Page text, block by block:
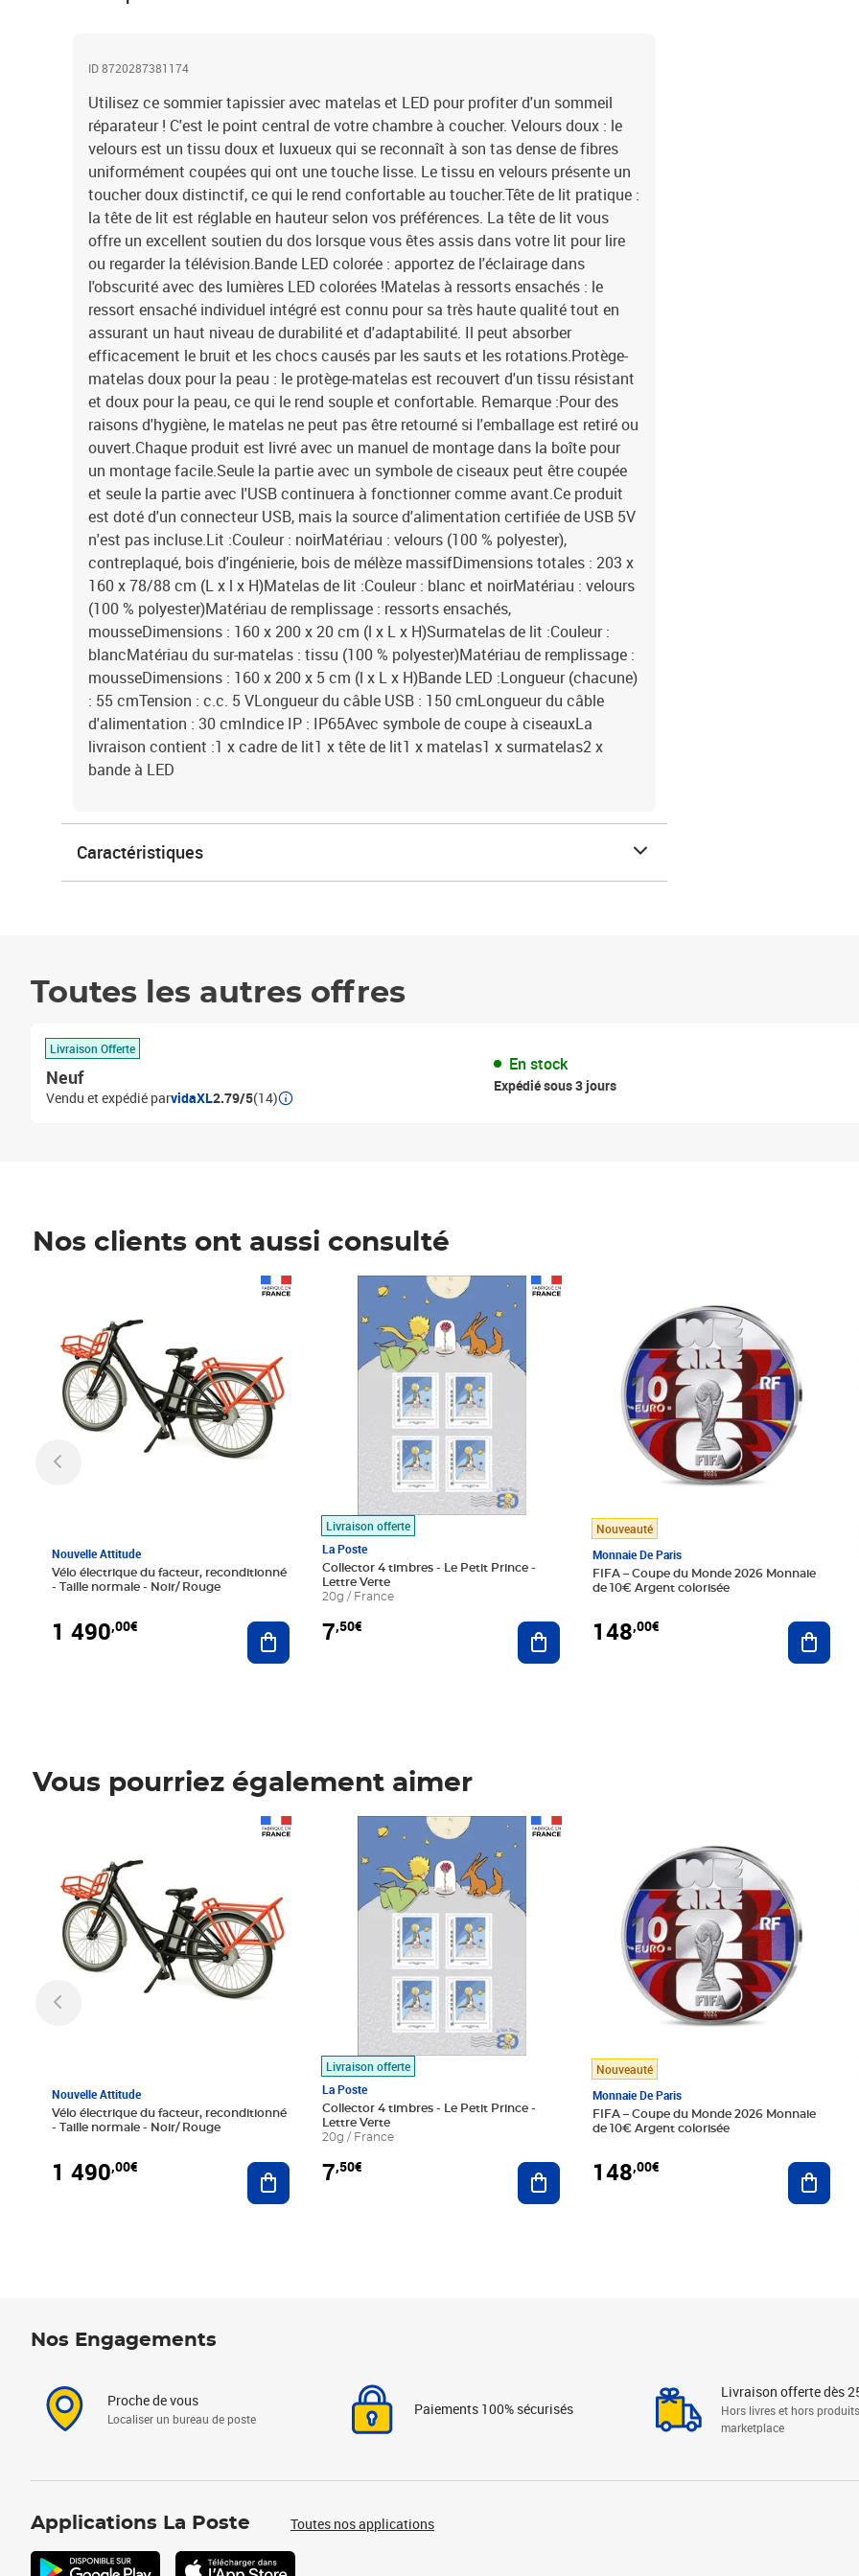
ID 8720287381174
Utilisez ce sommier tapissier avec matelas et LED pour profiter d'un sommeil
réparateur ! C'est le point central de votre chambre à coucher. Velours doux : le
velours est un tissu doux et luxueux qui se reconnaît à son tas dense de fibres
uniformément coupées qui ont une touche lisse. Le tissu en velours présente un
toucher doux distinctif, ce qui le rend confortable au toucher.Tête de lit pratique :
la tête de lit est réglable en hauteur selon vos préférences. La tête de lit vous
offre un excellent soutien du dos lorsque vous êtes assis dans votre lit pour lire
ou regarder la télévision.Bande LED colorée : apportez de l'éclairage dans
l'obscurité avec des lumières LED colorées !Matelas à ressorts ensachés : le
ressort ensaché individuel intégré est connu pour sa très haute qualité tout en
assurant un haut niveau de durabilité et d'adaptabilité. Il peut absorber
efficacement le bruit et les chocs causés par les sauts et les rotations.Protège-
matelas doux pour la peau : le protège-matelas est recouvert d'un tissu résistant
et doux pour la peau, ce qui le rend souple et confortable. Remarque :Pour des
raisons d'hygiène, le matelas ne peut pas être retourné si l'emballage est retiré ou
ouvert.Chaque produit est livré avec un manuel de montage dans la boîte pour
un montage facile.Seule la partie avec un symbole de ciseaux peut être coupée
et seule la partie avec l'USB continuera à fonctionner comme avant.Ce produit
est doté d'un connecteur USB, mais la source d'alimentation certifiée de USB 5V
n'est pas incluse.Lit :Couleur : noirMatériau : velours (100 % polyester),
contreplaqué, bois d'ingénierie, bois de mélèze massifDimensions totales : 203 x
160 x 78/88 cm (L x l x H)Matelas de lit :Couleur : blanc et noirMatériau : velours
(100 % polyester)Matériau de remplissage : ressorts ensachés,
mousseDimensions : 160 x 200 x 20 cm (l x L x H)Surmatelas de lit :Couleur :
blancMatériau du sur-matelas : tissu (100 % polyester)Matériau de remplissage :
mousseDimensions : 160 x 200 x 5 cm (l x L x H)Bande LED :Longueur (chacune)
: 55 cmTension : c.c. 5 VLongueur du câble USB : 150 cmLongueur du câble
d'alimentation : 30 cmIndice IP : IP65Avec symbole de coupe à ciseauxLa
livraison contient :1 x cadre de lit1 x tête de lit1 x matelas1 x surmatelas2 x
bande à LED
Caractéristiques
Toutes les autres offres
Livraison Offerte
Neuf
Vendu et expédié parvidaXL2.79/5(14)
En stock
Expédié sous 3 jours
Nos clients ont aussi consulté
Nouvelle Attitude
Vélo électrique du facteur, reconditionné
- Taille normale - Noir/ Rouge
1 490,00€ Ajouter au panier
Livraison offerte
La Poste
Collector 4 timbres - Le Petit Prince -
Lettre Verte
20g / France
7,50€
Prix 7,50€
Ajouter au panier
Nouveauté
Monnaie De Paris
FIFA – Coupe du Monde 2026 Monnaie
de 10€ Argent colorisée
148,00€
Vous pourriez également aimer
Nouvelle Attitude
Vélo électrique du facteur, reconditionné
- Taille normale - Noir/ Rouge
1 490,00€ Ajouter au panier
Livraison offerte
La Poste
Collector 4 timbres - Le Petit Prince -
Lettre Verte
20g / France
7,50€
Prix 7,50€
Ajouter au panier
Nouveauté
Monnaie De Paris
FIFA – Coupe du Monde 2026 Monnaie
de 10€ Argent colorisée
148,00€
Nos Engagements
Proche de vous
Localiser un bureau de poste
Paiements 100% sécurisés
Livraison offerte dès
Hors livres et hors produits
marketplace
Applications La Poste Toutes nos applications